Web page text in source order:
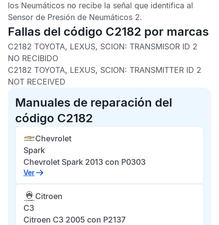
los Neumáticos no recibe la señal que identifica al
Sensor de Presión de Neumáticos 2.
Fallas del código C2182 por marcas
C2182 TOYOTA, LEXUS, SCION: TRANSMISOR ID 2
NO RECIBIDO
C2182 TOYOTA, LEXUS, SCION: TRANSMITTER ID 2
NOT RECEIVED
Manuales de reparación del
código C2182
Chevrolet
Spark
Chevrolet Spark 2013 con P0303
Ver
Citroen
C3
Citroen C3 2005 con P2137